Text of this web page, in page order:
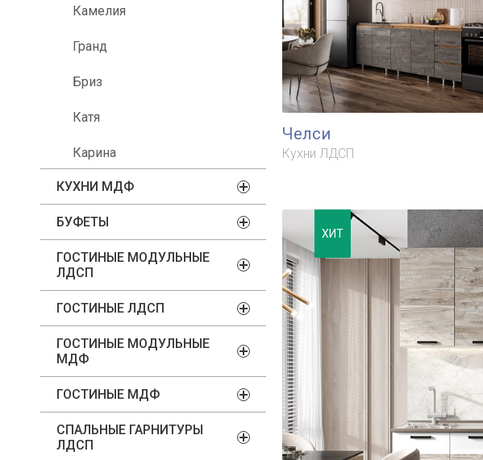
Камелия
Гранд
Бриз
Катя
Карина
КУХНИ МДФ
БУФЕТЫ
ГОСТИНЫЕ МОДУЛЬНЫЕ
ЛДСП
ГОСТИНЫЕ ЛДСП
ГОСТИНЫЕ МОДУЛЬНЫЕ
МДФ
ГОСТИНЫЕ МДФ
СПАЛЬНЫЕ ГАРНИТУРЫ
ЛДСП
Челси
Кухни ЛДСП
ХИТ